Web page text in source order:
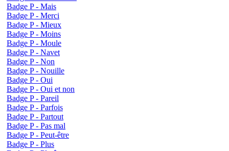
Badge P - Mais
Badge P - Merci
Badge P - Mieux
Badge P - Moins
Badge P - Moule
Badge P - Navet
Badge P - Non
Badge P - Nouille
Badge P - Oui
Badge P - Oui et non
Badge P - Pareil
Badge P - Parfois
Badge P - Partout
Badge P - Pas mal
Badge P - Peut-être
Badge P - Plus